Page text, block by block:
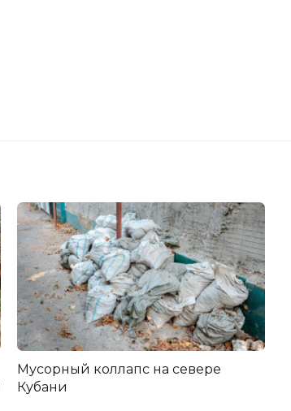
Мусорный коллапс на севере
Кубани